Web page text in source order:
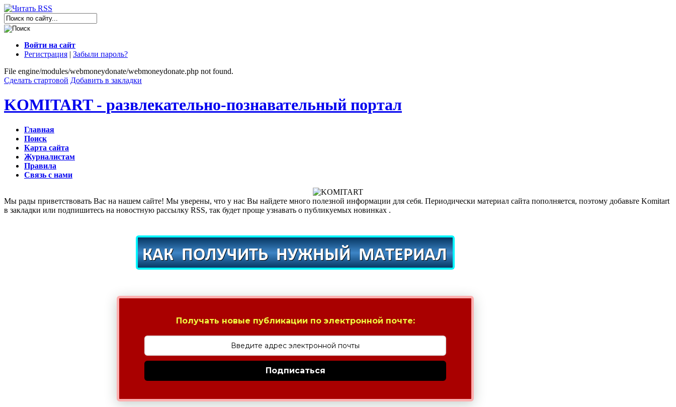
Войти на сайт
Регистрация | Забыли пароль?
File engine/modules/webmoneydonate/webmoneydonate.php not found.
Сделать стартовой Добавить в закладки
KOMITART - развлекательно-познавательный портал
Главная
Поиск
Карта сайта
Журналистам
Правила
Связь с нами
Мы рады приветствовать Вас на нашем сайте! Мы уверены, что у нас Вы найдете много полезной информации для себя. Периодически материал сайта пополняется, поэтому добавьте Komitart
в закладки или подпишитесь на новостную рассылку RSS, так будет проще узнавать о публикуемых новинках .
Получать новые публикации по электронной почте:
Подписаться